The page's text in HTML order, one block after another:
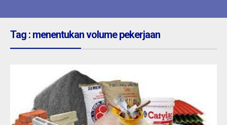
Tag : menentukan volume pekerjaan